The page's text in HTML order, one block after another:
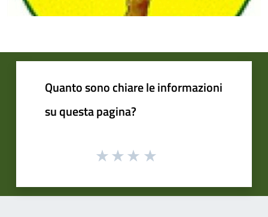
Quanto sono chiare le informazioni
su questa pagina?